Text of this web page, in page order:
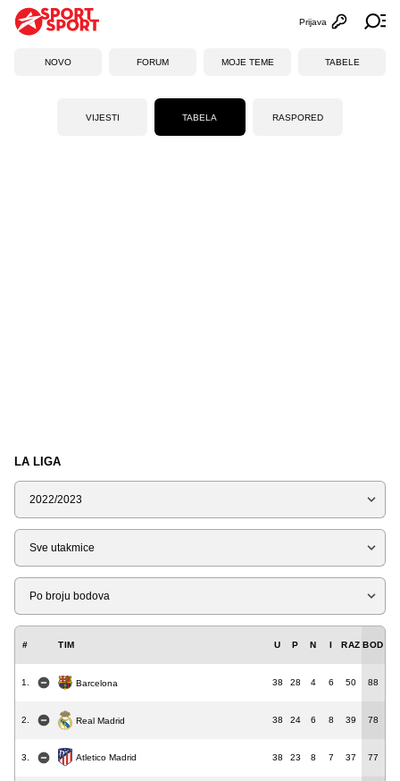
Otvori
Prijava
NOVO FORUM MOJE TEME TABELE
VIJESTI TABELA RASPORED
LA LIGA
Sezona
Tip
Liga
# TIM U P N I RAZ BOD
1. Barcelona 38 28 4 6 50 88
2. Real Madrid 38 24 6 8 39 78
3. Atletico Madrid 38 23 8 7 37 77